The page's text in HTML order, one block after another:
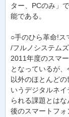
ター、PCのみ」
能である。
○手のひら革命!ス
/フルノシステム
2011年度のスマ
となっているが
以外のほとんど
いうデジタルネ
られる課題とは
後のスマートフ